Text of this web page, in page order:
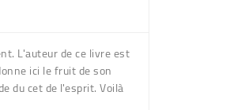
L'auteur de ce livre est
ici le fruit de son
du cet de l'esprit. Voilà